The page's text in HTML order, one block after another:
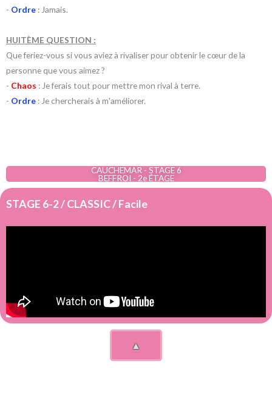
- Ordre : Jamais.
HUITÈME QUESTION :
Que feriez-vous si vous aviez à rivaliser pour obtenir le cœur de la
personne que vous aimez ?
- Chaos : Je ferais tout pour mettre mon rival à terre.
- Ordre : Je chercherais à m'améliorer.
CAUCHEMAR - STAGE 6
BEFFROI - 2e ÉTAGE
STAGE 6-2 / CLASSIC / Facile
▲